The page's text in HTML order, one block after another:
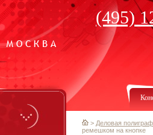
(495)
> Деловая
ремешком на кнопке